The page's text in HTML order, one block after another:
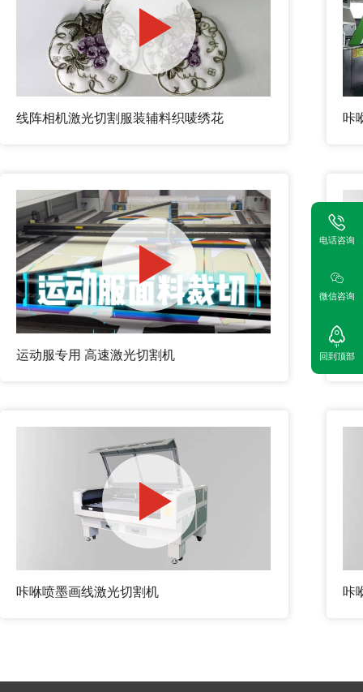
线阵相机激光切割服装辅料织唛绣花 咔
运动服专用 高速激光切割机 咔
咔咻喷墨画线激光切割机 咔
电话咨询
微信咨询
回到顶部